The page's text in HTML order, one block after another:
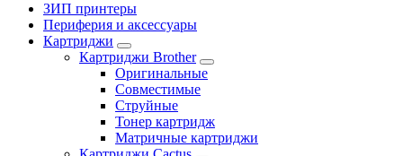
ЗИП принтеры
Периферия и аксессуары
Картриджи
Картриджи Brother
Оригинальные
Совместимые
Струйные
Тонер картридж
Матричные картриджи